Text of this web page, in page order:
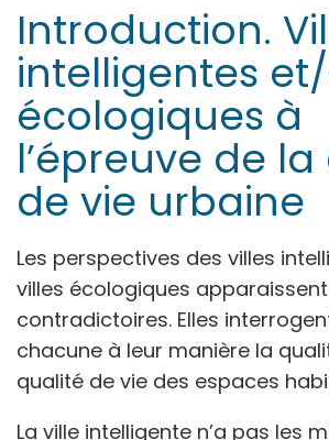
Introduction.
intelligentes
écologiques à
l’épreuve de
de vie urbaine
Les perspectives des villes
villes écologiques apparaissent
contradictoires. Elles
chacune à leur manière la
qualité de vie des espaces
La ville intelligente n’a pas les